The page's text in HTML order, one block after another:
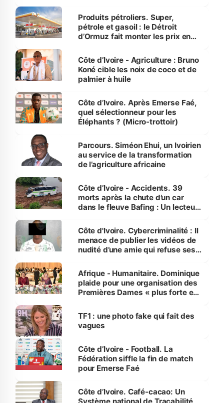
menacées
Produits pétroliers. Super,
pétrole et gasoil : le Détroit
d’Ormuz fait monter les prix en
Côte d’Ivoire - Agriculture : Bruno
Koné cible les noix de coco et de
palmier à huile
Côte d’Ivoire. Après Emerse Faé,
quel sélectionneur pour les
Éléphants ? (Micro-trottoir)
Parcours. Siméon Ehui, un Ivoirien
au service de la transformation
de l’agriculture africaine
Côte d’Ivoire - Accidents. 39
morts après la chute d’un car
dans le fleuve Bafing : Un lecteur
des Transports
Côte d'Ivoire. Cybercriminalité : Il
menace de publier les vidéos de
nudité d’une amie qui refuse ses
Afrique - Humanitaire. Dominique
plaide pour une organisation des
Premières Dames « plus forte et
sur la scène internationale »
TF1 : une photo fake qui fait des
vagues
Côte d’Ivoire - Football. La
Fédération siffle la fin de match
pour Emerse Faé
Côte d’Ivoire. Café-cacao: Un